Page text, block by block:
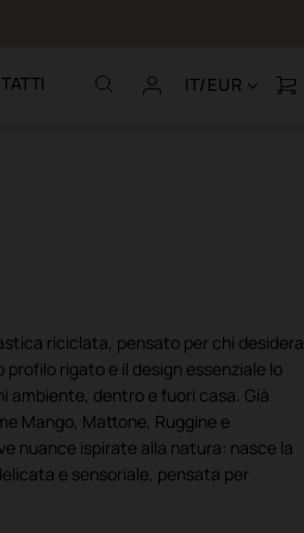
IT/EUR
riciclata, pensato per chi desidera
rigato e il design essenziale lo
ambiente, dentro e fuori casa. Già
Mango, Mattone, Ruggine e
nuance ispirate alla natura: nasce la
e sensoriale, pensata per